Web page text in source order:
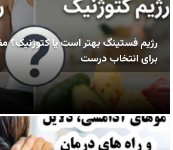
رژیم فستینگ بهتر است یا کتوژنیک؟
برای انتخاب درست